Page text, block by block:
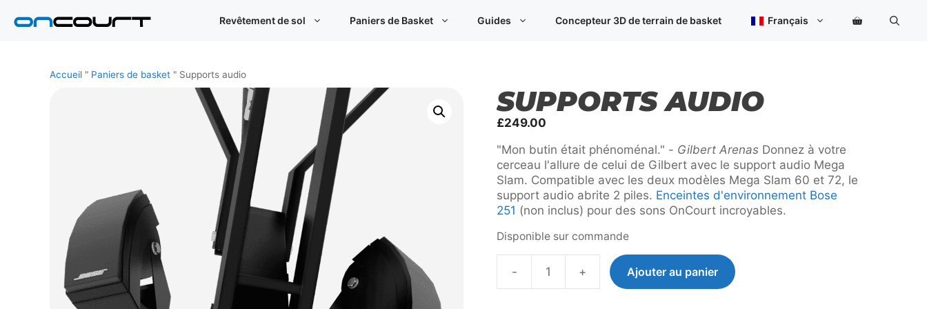
Revêtement de sol Paniers de Basket Guides Concepteur 3D de terrain de basket Français
Accueil " Paniers de basket " Supports audio
SUPPORTS AUDIO
£249.00
"Mon butin était phénoménal." - Gilbert Arenas Donnez à votre
cerceau l'allure de celui de Gilbert avec le support audio Mega
Slam. Compatible avec les deux modèles Mega Slam 60 et 72, le
support audio abrite 2 piles. Enceintes d'environnement Bose
251 (non inclus) pour des sons OnCourt incroyables.
Disponible sur commande
-
de
+ Ajouter au panier
Bracket